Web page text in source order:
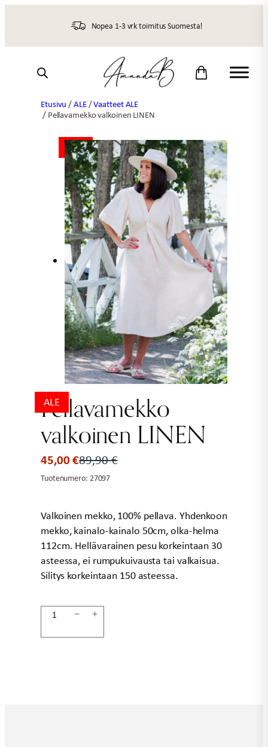
Nopea 1-3 vrk toimitus Suomesta!
Etusivu /ALE/Vaatteet ALE
/ Pellavamekko valkoinen LINEN
ALE
ALE
Pellavamekko
valkoinen LINEN
89,90€
Alkuperäinen
hinta
45,00€
Nykyinen
hinta
Tuotenumero: 27097
Valkoinen mekko, 100% pellava. Yhdenkoon
mekko, kainalo-kainalo 50cm, olka-helma
112cm. Hellävarainen pesu korkeintaan 30
asteessa, ei rumpukuivausta tai valkaisua.
Silitys korkeintaan 150 asteessa.
Pellavamekko
− +